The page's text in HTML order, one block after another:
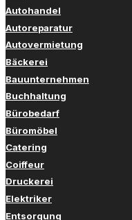
Autohandel
Autoreparatur
Autovermietung
Bäckerei
Bauunternehmen
Buchhaltung
Bürobedarf
Büromöbel
Catering
Coiffeur
Druckerei
Elektriker
Entsorgung